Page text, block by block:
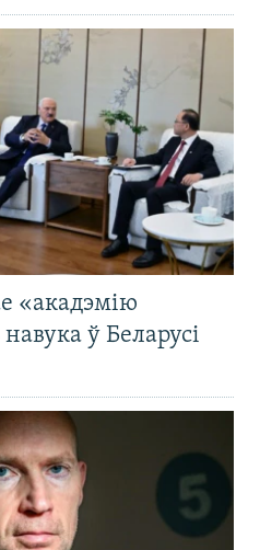
«акадэмію
ў Беларусі